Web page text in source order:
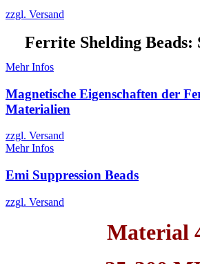
zzgl. Versand
Ferrite Shelding Beads:
Mehr Infos
Magnetische Eigenschaften der
Materialien
zzgl. Versand
Mehr Infos
Emi Suppression Beads
zzgl. Versand
Material